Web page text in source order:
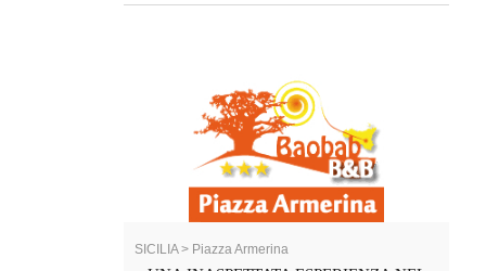
SICILIA > Piazza Armerina